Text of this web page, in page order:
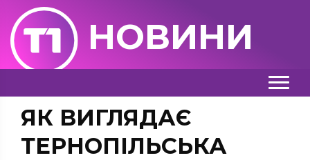
НОВИНИ
ЯК ВИГЛЯДАЄ
ТЕРНОПІЛЬСЬКА